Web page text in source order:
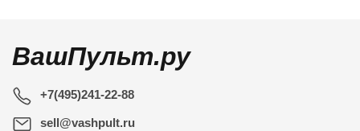
ВашПульт.ру
+7(495)241-22-88
sell@vashpult.ru